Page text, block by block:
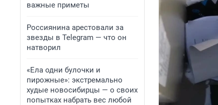
важные приметы
Россиянина арестовали за
звезды в Telegram — что он
натворил
«Ела одни булочки и
пирожные»: экстремально
худые новосибирцы — о своих
попытках набрать вес любой